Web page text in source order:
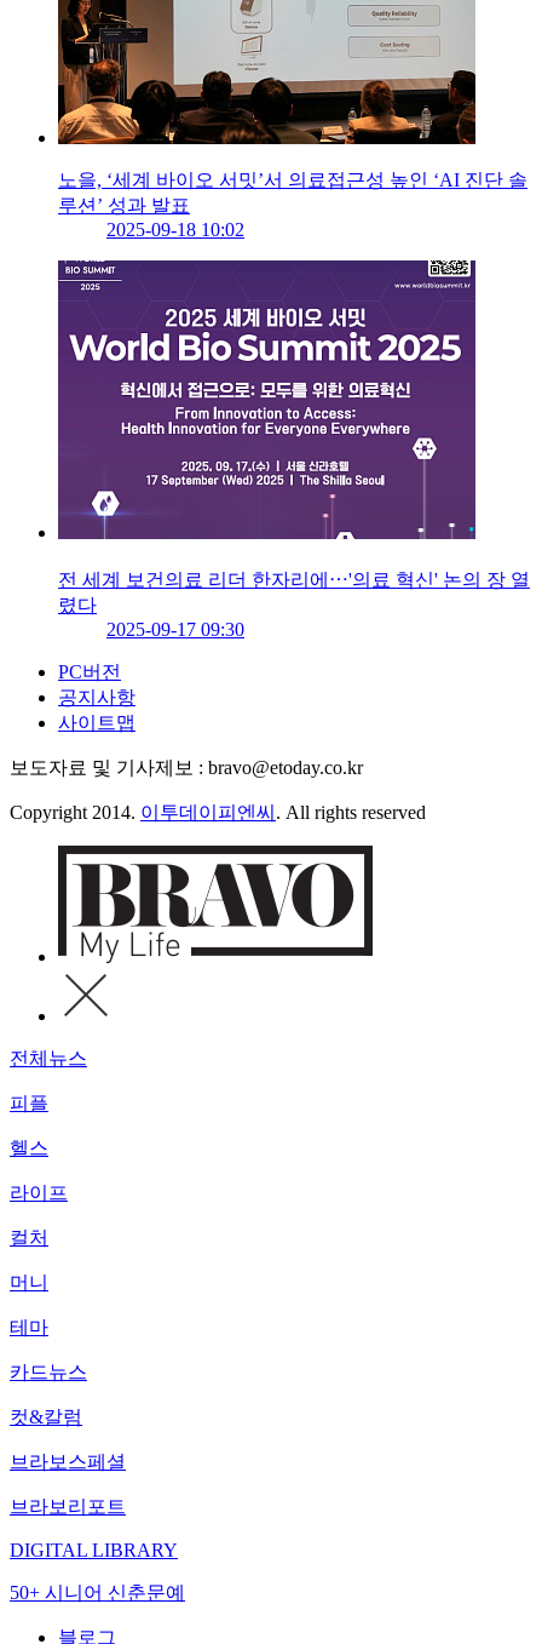
노을, ‘세계 바이오 서밋’서 의료접근성 높인 ‘AI 진단 솔
루션’ 성과 발표
2025-09-18 10:02
전 세계 보건의료 리더 한자리에⋯'의료 혁신' 논의 장 열
렸다
2025-09-17 09:30
PC버전
공지사항
사이트맵
보도자료 및 기사제보 : bravo@etoday.co.kr
Copyright 2014. 이투데이피엔씨 . All rights reserved
전체뉴스
피플
헬스
라이프
컬처
머니
테마
카드뉴스
컷&칼럼
브라보스페셜
브라보리포트
DIGITAL LIBRARY
50+ 시니어 신춘문예
블로그